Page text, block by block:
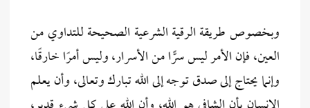
وبخصوص طريقة الرقية الشرعية الصحيحة للتداوي من
العين، فإن الأمر ليس سرًّا من الأسرار، وليس أمرًا خارقًا،
وإنما يحتاج إلى صدق توجه إلى الله تبارك وتعالى، وأن يعلم